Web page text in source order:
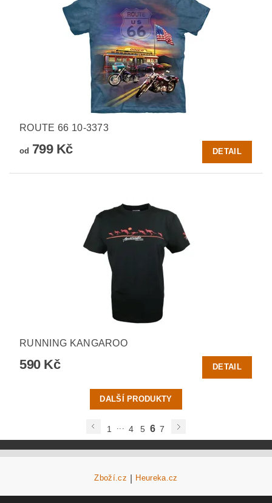
ROUTE 66 10-3373
od 799 Kč DETAIL
RUNNING KANGAROO
590 Kč DETAIL
DALŠÍ PRODUKTY
1 ... 4 5 6 7
Zboží.cz Heureka.cz